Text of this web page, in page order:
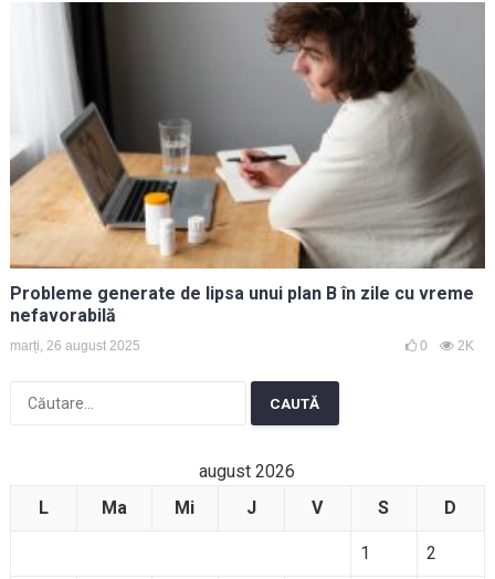
Probleme generate de lipsa unui plan B în zile cu vreme
nefavorabilă
marți, 26 august 2025 0 2K
Caută
august 2026
L
Ma Mi J V S D
1 2